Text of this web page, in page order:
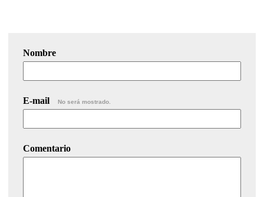
Nombre
E-mail No será mostrado.
Comentario